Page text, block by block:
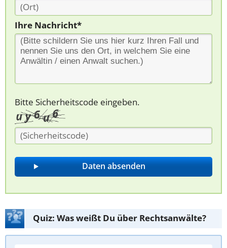
Ihre Nachricht*
Bitte Sicherheitscode eingeben.
Quiz: Was weißt Du über Rechtsanwälte?